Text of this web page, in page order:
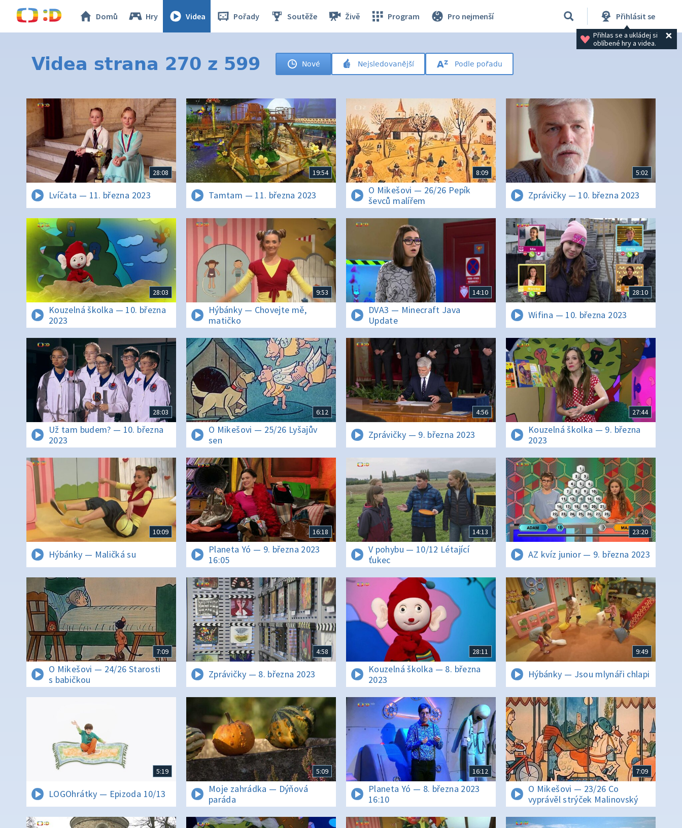
Domů Hry Videa Pořady Soutěže Živě Program Pro nejmenší Přihlásit se
Přihlas se a ukládej si
oblíbené hry a videa.
Videa strana 270 z 599 Nové Nejsledovanější Podle pořadu
28:08
Lvíčata — 11. března 2023
19:54
Tamtam — 11. března 2023
8:09
O Mikešovi — 26/26 Pepík
ševců malířem
5:02
Zprávičky — 10. března 2023
28:03
Kouzelná školka — 10. března
2023
9:53
Hýbánky — Chovejte mě,
matičko
14:10
DVA3 — Minecraft Java
Update
28:10
Wifina — 10. března 2023
28:03
Už tam budem? — 10. března
2023
6:12
O Mikešovi — 25/26 Lyšajův
sen
4:56
Zprávičky — 9. března 2023
27:44
Kouzelná školka — 9. března
2023
10:09
Hýbánky — Maličká su
16:18
Planeta Yó — 9. března 2023
16:05
14:13
V pohybu — 10/12 Létající
ťukec
23:20
AZ kvíz junior — 9. března 2023
7:09
O Mikešovi — 24/26 Starosti
s babičkou
4:58
Zprávičky — 8. března 2023
28:11
Kouzelná školka — 8. března
2023
9:49
Hýbánky — Jsou mlynáři chlapi
5:19
LOGOhrátky — Epizoda 10/13
5:09
Moje zahrádka — Dýňová
paráda
16:12
Planeta Yó — 8. března 2023
16:10
7:09
O Mikešovi — 23/26 Co
vyprávěl strýček Malinovský